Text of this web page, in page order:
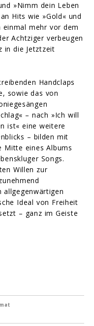
»Nimm dein Leben
Hits wie »Gold« und
einmal mehr vor dem
Achtziger verbeugen
in die Jetztzeit
Handclaps
sowie das von
– nach »Ich will
ist« eine weitere
– bilden mit
Mitte eines Albums
Songs.
Willen zur
Ideal von Freiheit
– ganz im Geiste